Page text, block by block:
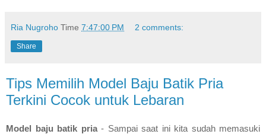
Ria Nugroho Time 7:47:00 PM 2 comments:
Share
Tips Memilih Model Baju Batik Pria
Terkini Cocok untuk Lebaran
Model baju batik pria- Sampai saat ini kita sudah memasuki